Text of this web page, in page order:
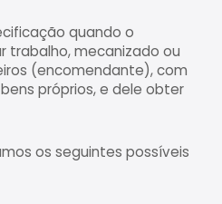
quando o
trabalho, mecanizado ou
(encomendante), com
próprios, e dele obter
os seguintes possíveis